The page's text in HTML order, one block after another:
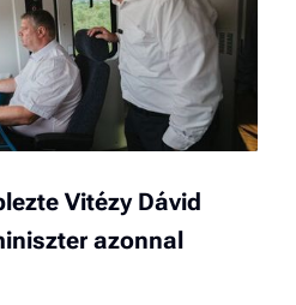
Vitézy Dávid
azonnal